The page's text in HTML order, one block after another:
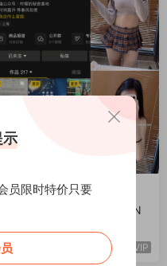
柠檬草的味道
VIP
示
员限时特价只要